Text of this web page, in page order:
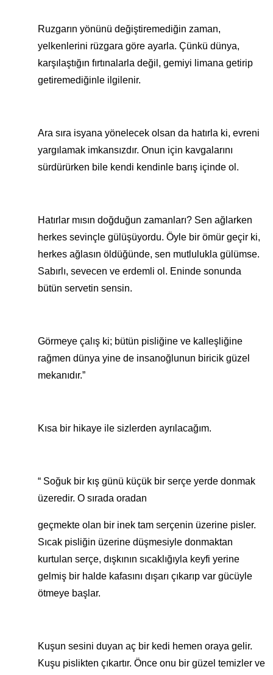
Ruzgarın yönünü değiştiremediğin zaman,
yelkenlerini rüzgara göre ayarla. Çünkü dünya,
karşılaştığın fırtınalarla değil, gemiyi limana getirip
getiremediğinle ilgilenir.
Ara sıra isyana yönelecek olsan da hatırla ki, evreni
yargılamak imkansızdır. Onun için kavgalarını
sürdürürken bile kendi kendinle barış içinde ol.
Hatırlar mısın doğduğun zamanları? Sen ağlarken
herkes sevinçle gülüşüyordu. Öyle bir ömür geçir ki,
herkes ağlasın öldüğünde, sen mutlulukla gülümse.
Sabırlı, sevecen ve erdemli ol. Eninde sonunda
bütün servetin sensin.
Görmeye çalış ki; bütün pisliğine ve kalleşliğine
rağmen dünya yine de insanoğlunun biricik güzel
mekanıdır.”
Kısa bir hikaye ile sizlerden ayrılacağım.
“ Soğuk bir kış günü küçük bir serçe yerde donmak
üzeredir. O sırada oradan
geçmekte olan bir inek tam serçenin üzerine pisler.
Sıcak pisliğin üzerine düşmesiyle donmaktan
kurtulan serçe, dışkının sıcaklığıyla keyfi yerine
gelmiş bir halde kafasını dışarı çıkarıp var gücüyle
ötmeye başlar.
Kuşun sesini duyan aç bir kedi hemen oraya gelir.
Kuşu pislikten çıkartır. Önce onu bir güzel temizler ve